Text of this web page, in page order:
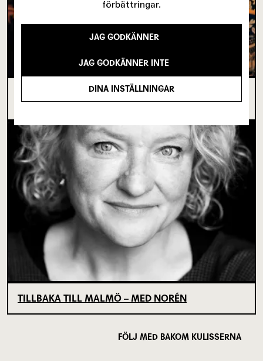
I SPRICKAN MELLAN DET SOM VARIT OCH DET
SOM ÄNNU INTE BÖRJAT
TILLBAKA TILL MALMÖ – MED NORÉN
FÖLJ MED BAKOM KULISSERNA
förbättringar.
JAG GODKÄNNER
JAG GODKÄNNER INTE
DINA INSTÄLLNINGAR